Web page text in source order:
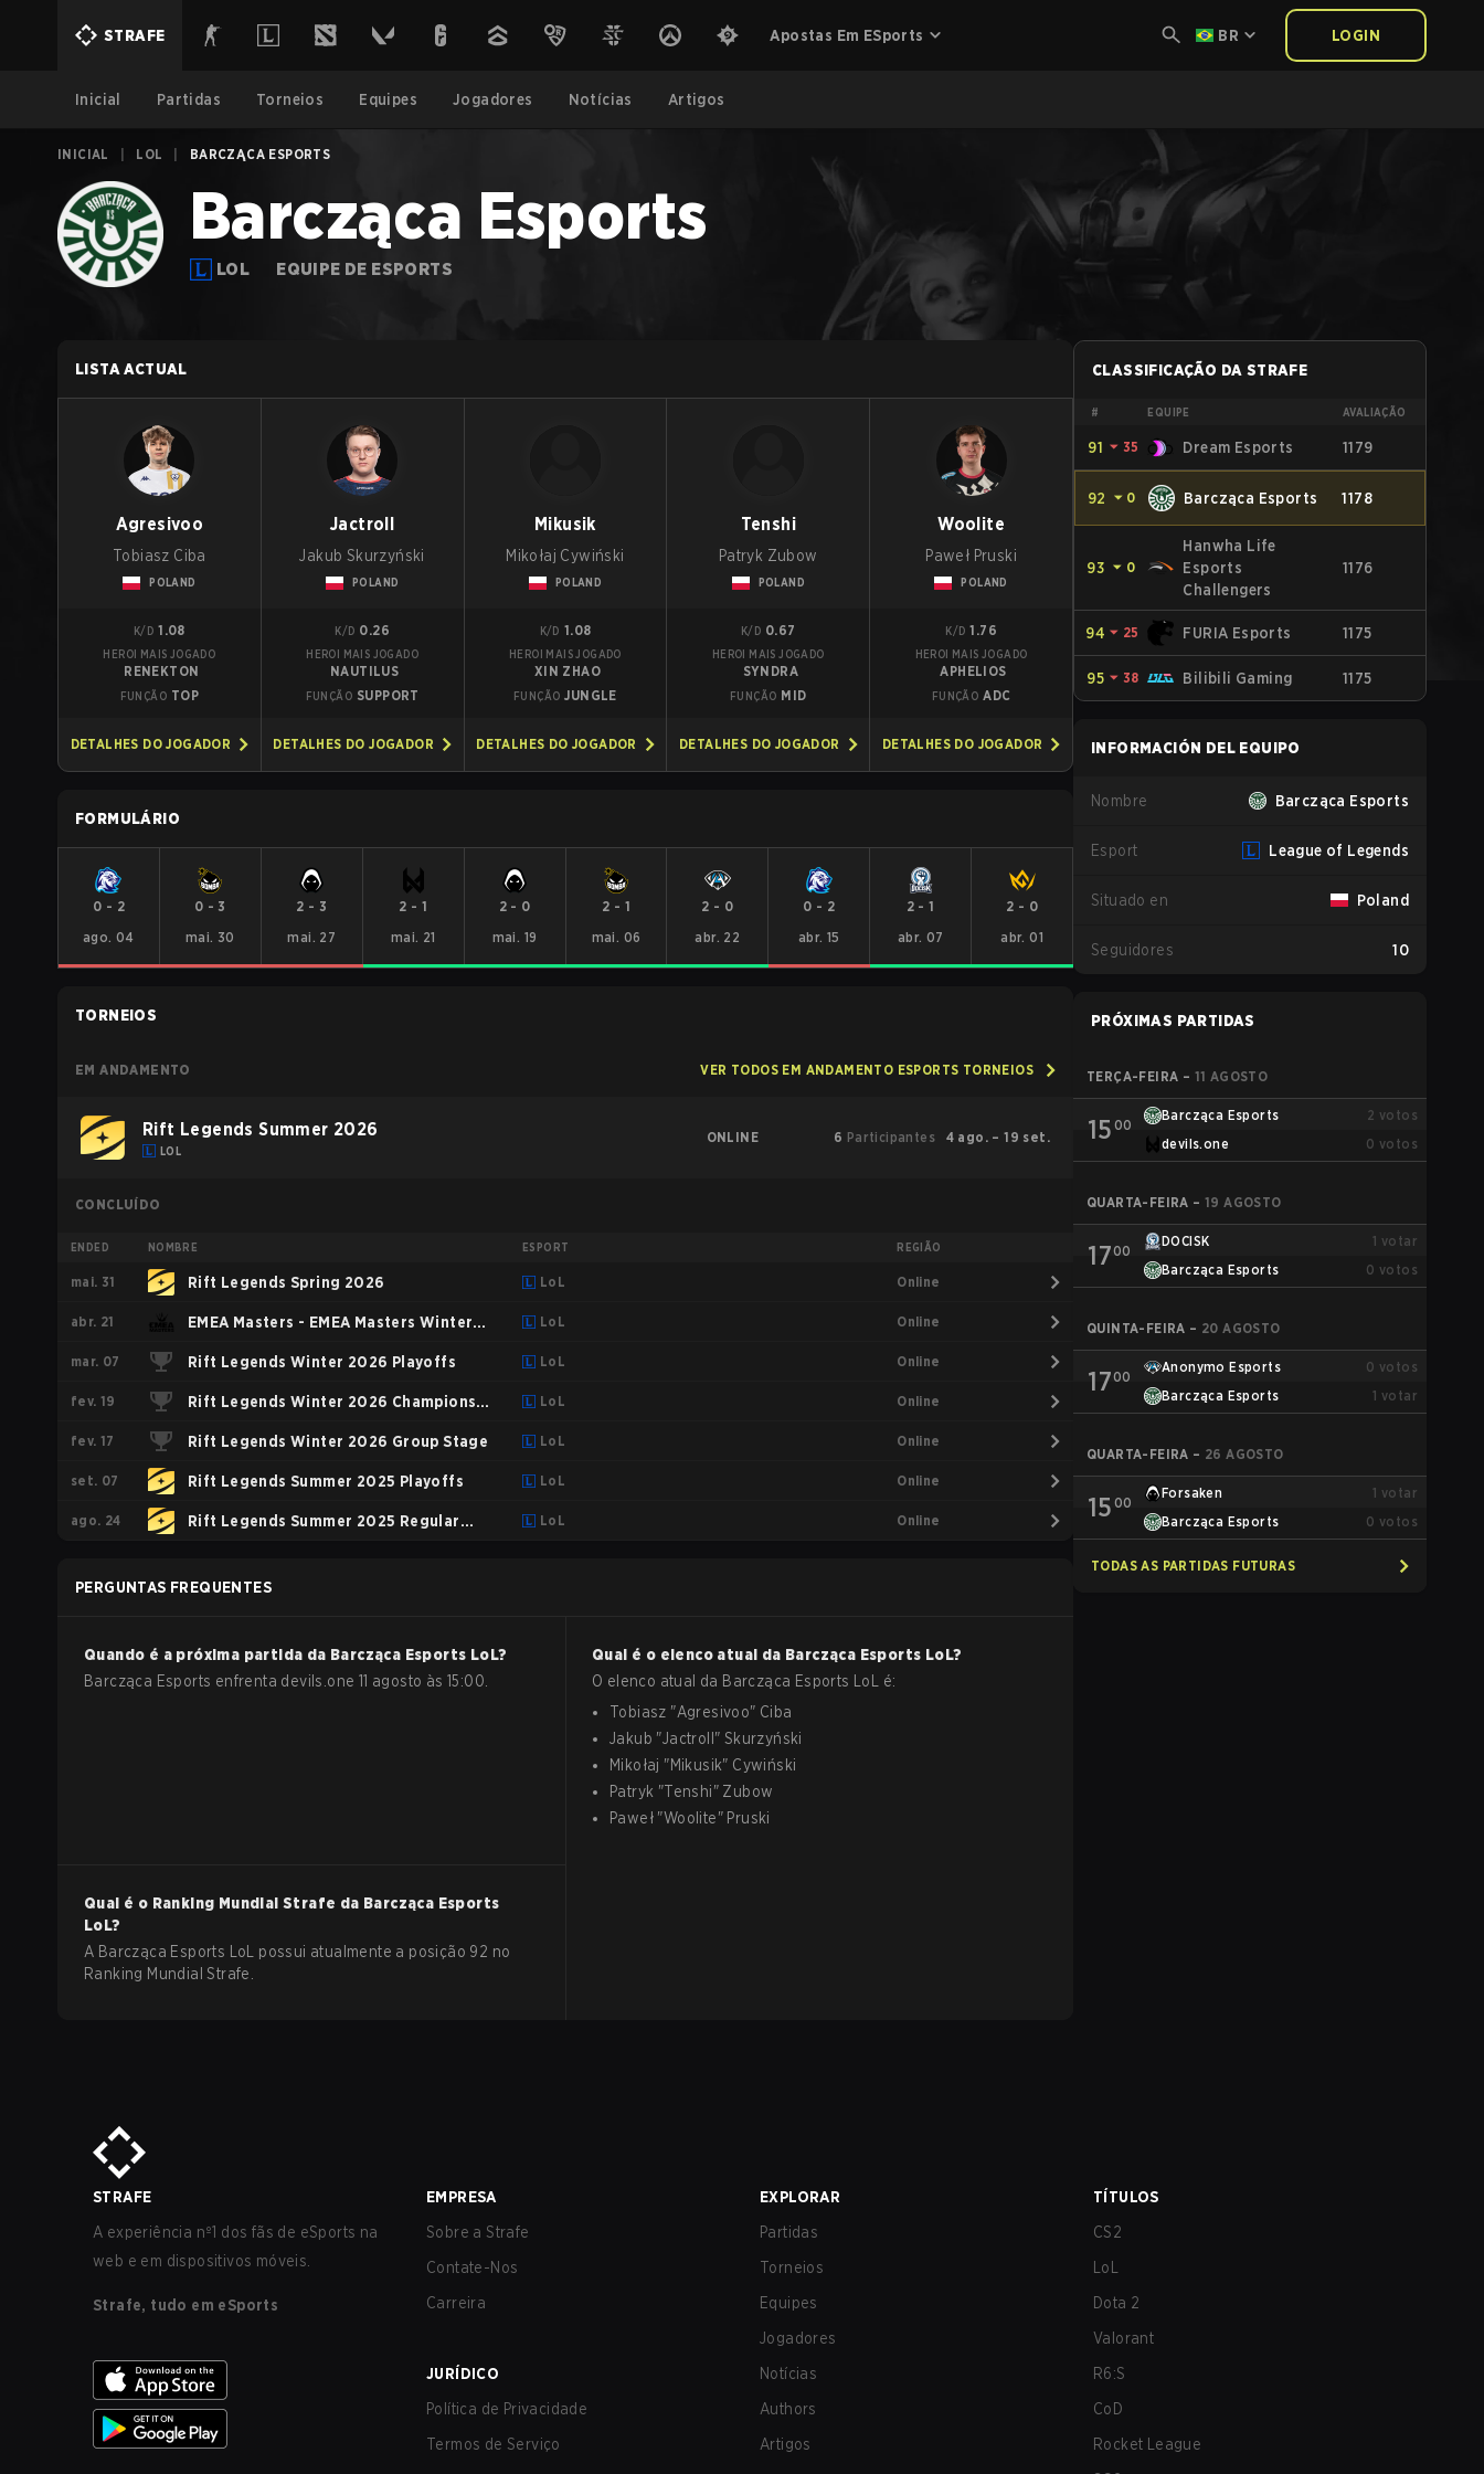
STRAFE Apostas Em ESports BR LOGIN
Inicial Partidas Torneios Equipes Jogadores Notícias Artigos
INICIAL LOL BARCZĄCA ESPORTS
Barcząca Esports
LOL EQUIPE DE ESPORTS
LISTA ACTUAL
Agresivoo
Tobiasz Ciba
POLAND
K/D 1.08
HEROI MAIS JOGADO
RENEKTON
FUNÇÃO TOP
DETALHES DO JOGADOR
Jactroll
Jakub Skurzyński
POLAND
K/D 0.26
HEROI MAIS JOGADO
NAUTILUS
FUNÇÃO SUPPORT
DETALHES DO JOGADOR
Mikusik
Mikołaj Cywiński
POLAND
K/D 1.08
HEROI MAIS JOGADO
XIN ZHAO
FUNÇÃO JUNGLE
DETALHES DO JOGADOR
Tenshi
Patryk Zubow
POLAND
K/D 0.67
HEROI MAIS JOGADO
SYNDRA
FUNÇÃO MID
DETALHES DO JOGADOR
Woolite
Paweł Pruski
POLAND
K/D 1.76
HEROI MAIS JOGADO
APHELIOS
FUNÇÃO ADC
DETALHES DO JOGADOR
FORMULÁRIO
0 - 2
ago. 04
0 - 3
mai. 30
2 - 3
mai. 27
2 - 1
mai. 21
2- 0
mai. 19
2 - 1
mai. 06
2 - 0
abr. 22
0 - 2
abr. 15
2 -1
abr. 07
2 - 0
abr. 01
TORNEIOS
EM ANDAMENTO VER TODOS EM ANDAMENTO ESPORTS TORNEIOS
Rift Legends Summer 2026
LOL
ONLINE 6 Participantes 4 ago. – 19 set.
CONCLUÍDO
ENDED NOMBRE ESPORT REGIÃO
mai. 31 Rift Legends Spring 2026 LoL Online
abr. 21 EMEA Masters - EMEA Masters Winter
2026
LoL Online
mar. 07 Rift Legends Winter 2026 Playoffs LoL Online
fev. 19 Rift Legends Winter 2026 Champions
Group
LoL Online
fev. 17 Rift Legends Winter 2026 Group Stage LoL Online
set. 07 Rift Legends Summer 2025 Playoffs LoL Online
ago. 24 Rift Legends Summer 2025 Regular LoL Online
PERGUNTAS FREQUENTES
Quando é a próxima partida da Barcząca Esports LoL?
Barcząca Esports enfrenta devils.one 11 agosto às 15:00.
Qual é o elenco atual da Barcząca Esports LoL?
O elenco atual da Barcząca Esports LoL
é:
Tobiasz "Agresivoo" Ciba
Jakub "Jactroll " Skurzyński
Mikołaj "Mikusik" Cywiński
Patryk "Tenshi" Zubow
Paweł "Woolite" Pruski
Qual é o Ranking Mundial Strafe da Barcząca Esports
LoL?
A Barcząca Esports LoL possui atualmente a posição 92 no
Ranking Mundial Strafe.
CLASSIFICAÇÃO DA STRAFE
# EQUIPE AVALIAÇÃO
91 ⏷ 35 Dream Esports 1179
92 ⏷ 0 Barcząca Esports 1178
93 ⏷ 0
Hanwha Life
Esports
Challengers
1176
94 ⏷ 25 FURIA Esports 1175
95 ⏷ 38 Bilibili Gaming 1175
INFORMACIÓN DEL EQUIPO
Nombre Barcząca Esports
Esport League of Legends
Situado en Poland
Seguidores 10
PRÓXIMAS PARTIDAS
TERÇA-FEIRA – 11 AGOSTO
15 00
Barcząca Esports 2 votos
devils.one
0 votos
QUARTA-FEIRA – 19 AGOSTO
1700
DOCISK 1 votar
Barcząca Esports
0 votos
QUINTA-FEIRA – 20 AGOSTO
1700
Anonymo Esports 0 votos
Barcząca Esports
1 votar
QUARTA-FEIRA – 26 AGOSTO
15 00
Forsaken 1 votar
Barcząca Esports
0 votos
TODAS AS PARTIDAS FUTURAS
STRAFE
A experiência nº1 dos fãs de eSports na
web e em dispositivos móveis.
Strafe, tudo em eSports
EMPRESA
Sobre a Strafe
Contate-Nos
Carreira
JURÍDICO
Política de Privacidade
Termos de Serviço
EXPLORAR
Partidas
Torneios
Equipes
Jogadores
Notícias
Authors
Artigos
TÍTULOS
CS2
LoL
Dota 2
Valorant
R6:S
CoD
Rocket League